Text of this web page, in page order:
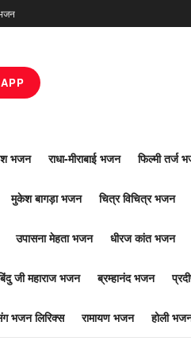
भजन राधा-मीराबाई भजन फिल्मी तर्ज
मुकेश बागड़ा भजन चित्र विचित्र भजन
उपासना मेहता भजन धीरज कांत भजन
जी महाराज भजन ब्रम्हानंद भजन
भजन लिरिक्स रामायण भजन होली